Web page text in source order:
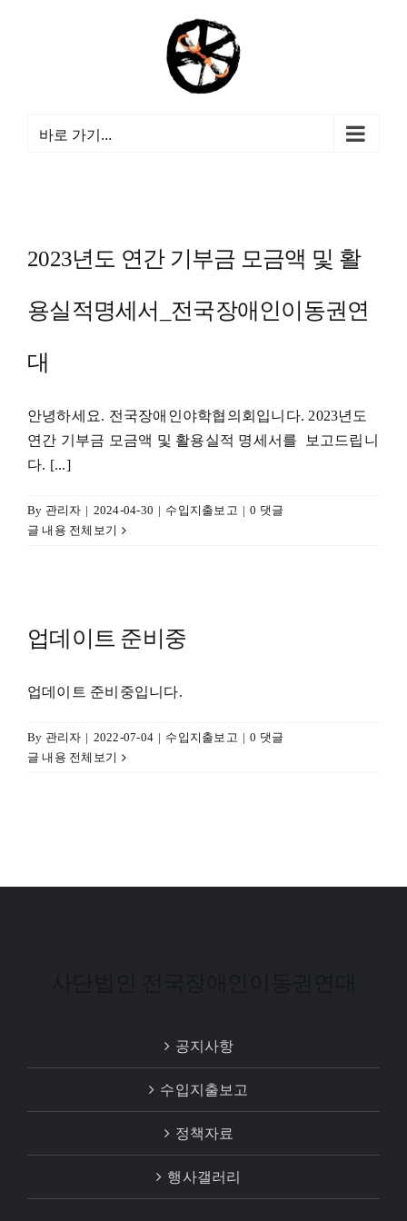
바로 가기...
2023년도 연간 기부금 모금액 및 활
용실적명세서_전국장애인이동권연
대
안녕하세요. 전국장애인야학협의회입니다. 2023년도
연간 기부금 모금액 및 활용실적 명세서를 보고드립니
다. [...]
By 관리자 | 2024-04-30 | 수입지출보고 | 0 댓글
글 내용 전체보기
업데이트 준비중
업데이트 준비중입니다.
By 관리자 | 2022-07-04 | 수입지출보고 | 0 댓글
글 내용 전체보기
공지사항
수입지출보고
정책자료
행사갤러리